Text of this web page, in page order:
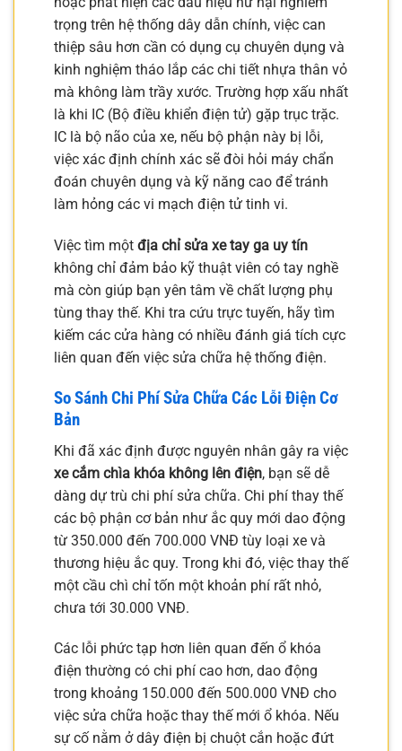
trọng trên hệ thống dây dẫn chính, việc can
thiệp sâu hơn cần có dụng cụ chuyên dụng và
kinh nghiệm tháo lắp các chi tiết nhựa thân vỏ
mà không làm trầy xước. Trường hợp xấu nhất
là khi IC (Bộ điều khiển điện tử) gặp trục trặc.
IC là bộ não của xe, nếu bộ phận này bị lỗi,
việc xác định chính xác sẽ đòi hỏi máy chẩn
đoán chuyên dụng và kỹ năng cao để tránh
làm hỏng các vi mạch điện tử tinh vi.
Việc tìm một địa chỉ sửa xe tay ga uy tín
không chỉ đảm bảo kỹ thuật viên có tay nghề
mà còn giúp bạn yên tâm về chất lượng phụ
tùng thay thế. Khi tra cứu trực tuyến, hãy tìm
kiếm các cửa hàng có nhiều đánh giá tích cực
liên quan đến việc sửa chữa hệ thống điện.
So Sánh Chi Phí Sửa Chữa Các Lỗi Điện Cơ
Bản
Khi đã xác định được nguyên nhân gây ra việc
xe cắm chìa khóa không lên điện, bạn sẽ dễ
dàng dự trù chi phí sửa chữa. Chi phí thay thế
các bộ phận cơ bản như ắc quy mới dao động
từ 350.000 đến 700.000 VNĐ tùy loại xe và
thương hiệu ắc quy. Trong khi đó, việc thay thế
một cầu chì chỉ tốn một khoản phí rất nhỏ,
chưa tới 30.000 VNĐ.
Các lỗi phức tạp hơn liên quan đến ổ khóa
điện thường có chi phí cao hơn, dao động
trong khoảng 150.000 đến 500.000 VNĐ cho
việc sửa chữa hoặc thay thế mới ổ khóa. Nếu
sự cố nằm ở dây điện bị chuột cắn hoặc đứt